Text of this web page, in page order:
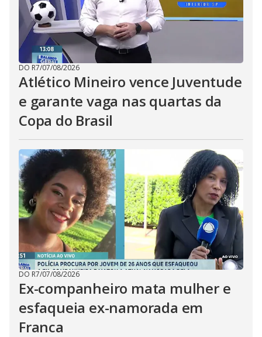
DO R7/07/08/2026
Atlético Mineiro vence Juventude
e garante vaga nas quartas da
Copa do Brasil
DO R7/07/08/2026
Ex-companheiro mata mulher e
esfaqueia ex-namorada em
Franca